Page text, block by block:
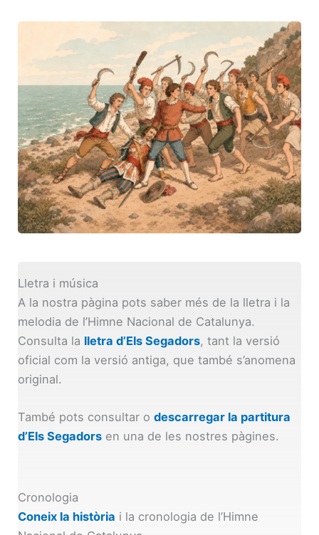
Lletra i música
A la nostra pàgina pots saber més de la lletra i la
melodia de l’Himne Nacional de Catalunya.
Consulta la lletra d’Els Segadors, tant la versió
oficial com la versió antiga, que també s’anomena
original.
També pots consultar odescarregar la partitura
d’Els Segadors en una de les nostres pàgines.
Cronologia
Coneix la història i la cronologia de l’Himne